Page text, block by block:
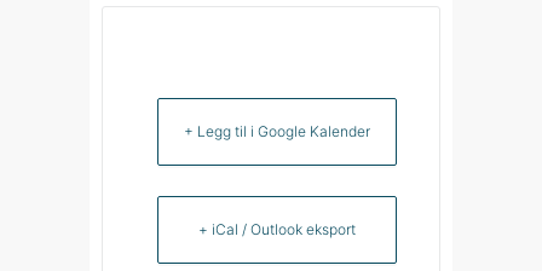
+ Legg til i Google Kalender
+ iCal / Outlook eksport